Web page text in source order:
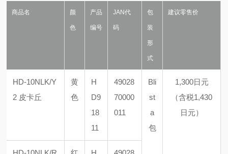
商品名 颜
色
产品
编号
JAN代
码
包
装
形
式
建议零售价
HD-10NLK/Y
2 皮卡丘
黄
色
H
D9
18
11
49028
70000
011
Bli
st
a
包
1,300日元
（含税1,430
日元）